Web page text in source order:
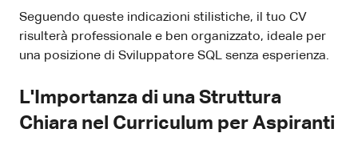
Seguendo queste indicazioni stilistiche, il tuo CV
risulterà professionale e ben organizzato, ideale per
una posizione di Sviluppatore SQL senza esperienza.
L'Importanza di una Struttura
Chiara nel Curriculum per Aspiranti